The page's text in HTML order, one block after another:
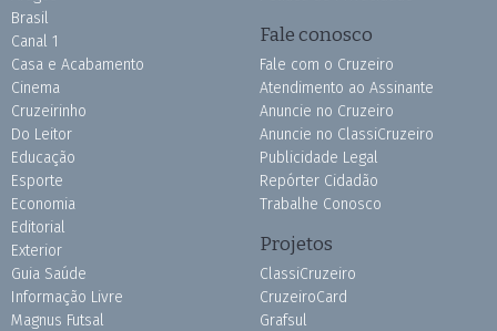
Brasil
Canal 1
Casa e Acabamento
Cinema
Cruzeirinho
Do Leitor
Educação
Esporte
Economia
Editorial
Exterior
Guia Saúde
Informação Livre
Magnus Futsal
Fale conosco
Fale com o Cruzeiro
Atendimento ao Assinante
Anuncie no Cruzeiro
Anuncie no ClassiCruzeiro
Publicidade Legal
Repórter Cidadão
Trabalhe Conosco
Projetos
ClassiCruzeiro
CruzeiroCard
Grafsul